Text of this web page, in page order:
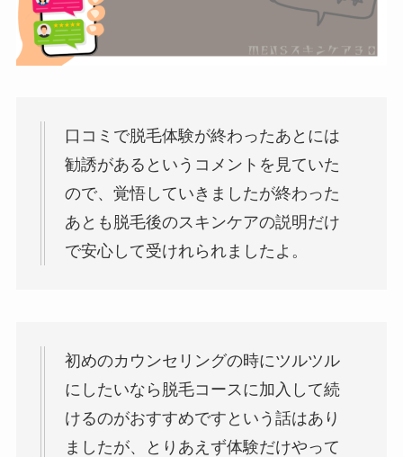
口コミで脱毛体験が終わったあとには
勧誘があるというコメントを見ていた
ので、覚悟していきましたが終わった
あとも脱毛後のスキンケアの説明だけ
で安心して受けれられましたよ。
初めのカウンセリングの時にツルツル
にしたいなら脱毛コースに加入して続
けるのがおすすめですという話はあり
ましたが、とりあえず体験だけやって